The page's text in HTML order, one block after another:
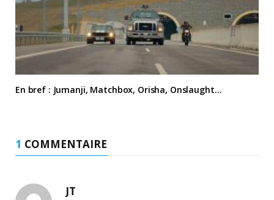
En bref : Jumanji, Matchbox, Orisha, Onslaught…
1 COMMENTAIRE
JT